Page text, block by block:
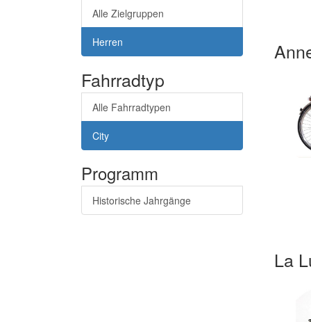
Alle Zielgruppen
Herren
Fahrradtyp
Alle Fahrradtypen
City
Programm
Historische Jahrgänge
La